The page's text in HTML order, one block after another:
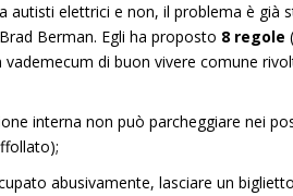
autisti elettrici e non, il problema è
Berman. Egli ha proposto 8 regole
di buon vivere comune
interna non può parcheggiare nei
abusivamente, lasciare un